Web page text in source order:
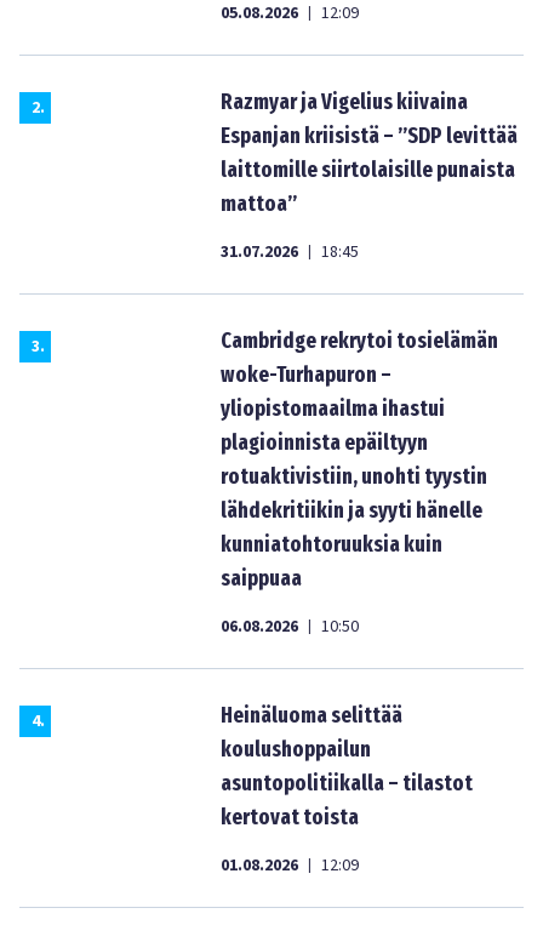
05.08.2026 | 12:09
2.
Razmyar ja Vigelius kiivaina
Espanjan kriisistä – ”SDP levittää
laittomille siirtolaisille punaista
mattoa”
31.07.2026 | 18:45
3.
Cambridge rekrytoi tosielämän
woke-Turhapuron –
yliopistomaailma ihastui
plagioinnista epäiltyyn
rotuaktivistiin, unohti tyystin
lähdekritiikin ja syyti hänelle
kunniatohtoruuksia kuin
saippuaa
06.08.2026 | 10:50
4.
Heinäluoma selittää
koulushoppailun
asuntopolitiikalla – tilastot
kertovat toista
01.08.2026 | 12:09